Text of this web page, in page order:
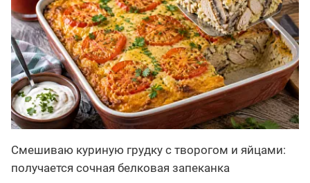
Смешиваю куриную грудку с творогом и яйцами:
получается сочная белковая запеканка